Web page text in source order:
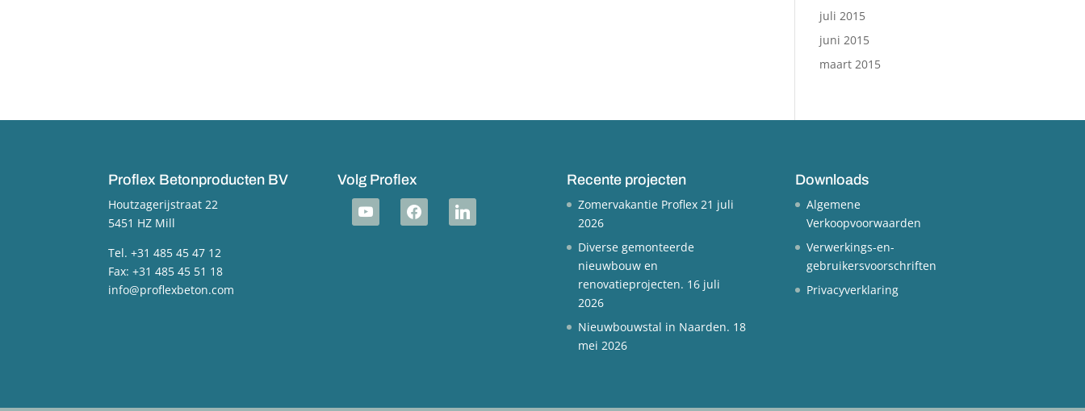
juli 2015
juni 2015
maart 2015
Proflex Betonproducten BV
Houtzagerijstraat 22
5451 HZ Mill
Tel. +31 485 45 47 12
Fax: +31 485 45 51 18
info@proflexbeton.com
Volg Proflex
youtube facebook linkedin
Recente projecten
Zomervakantie Proflex 21 juli
2026
Diverse gemonteerde
nieuwbouw en
renovatieprojecten. 16 juli
2026
Nieuwbouwstal in Naarden. 18
mei 2026
Downloads
Algemene
Verkoopvoorwaarden
Verwerkings-en-
gebruikersvoorschriften
Privacyverklaring